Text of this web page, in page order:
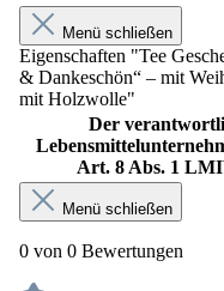
Menü schließen
Eigenschaften "Tee
& Dankeschön“ – mit
mit Holzwolle"
Der
Art. 8 Abs. 1
Menü schließen
0 von 0 Bewertungen